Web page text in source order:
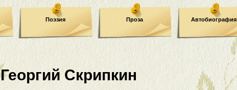
Георгий Скрипкин
Поэзия Проза Автобиография